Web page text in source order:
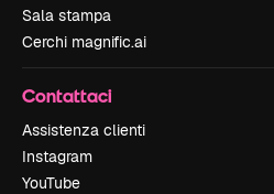
Sala stampa
Cerchi magnific.ai
Contattaci
Assistenza clienti
Instagram
YouTube